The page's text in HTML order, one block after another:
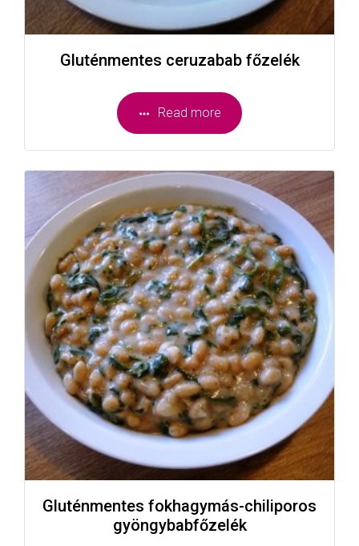
Gluténmentes ceruzabab főzelék
Read more
Gluténmentes fokhagymás-chiliporos
gyöngybabfőzelék